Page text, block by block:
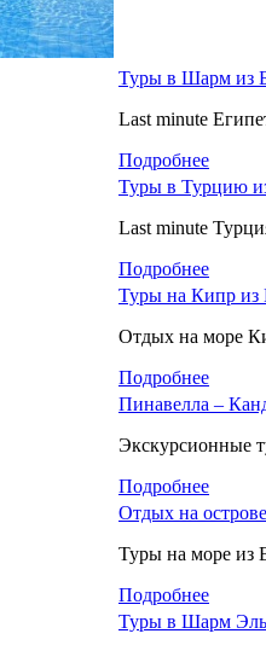
Туры в Шарм из
Last minute
Подробнее
Туры в Турцию
Last minute
Подробнее
Туры на Кипр из
Отдых на море
Подробнее
Пинавелла –
Экскурсионные
Подробнее
Отдых на
Туры на море из
Подробнее
Туры в Шарм